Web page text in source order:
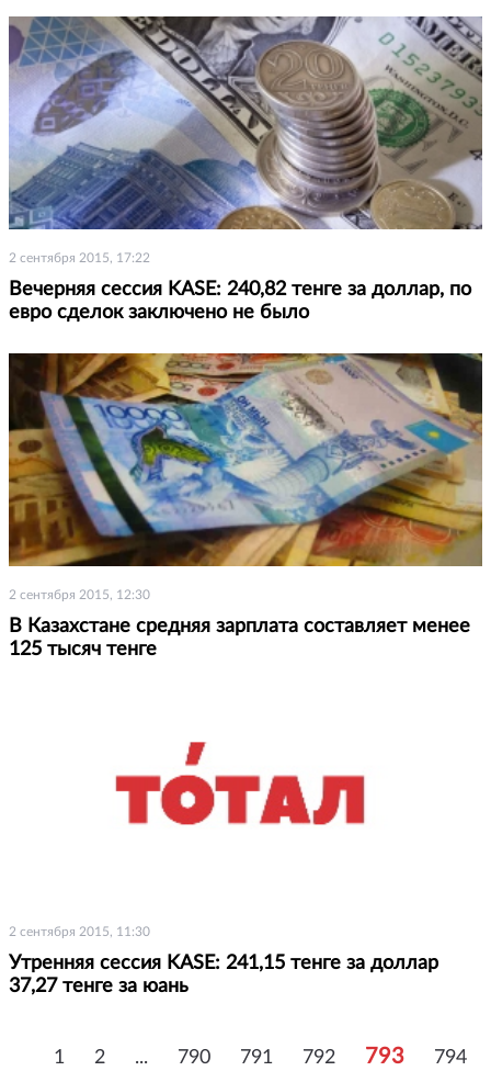
2 сентября 2015, 17:22
Вечерняя сессия KASE: 240,82 тенге за доллар, по
евро сделок заключено не было
2 сентября 2015, 12:30
В Казахстане средняя зарплата составляет менее
125 тысяч тенге
2 сентября 2015, 11:30
Утренняя сессия KASE: 241,15 тенге за доллар
37,27 тенге за юань
1 2 ... 790 791 792 793
794